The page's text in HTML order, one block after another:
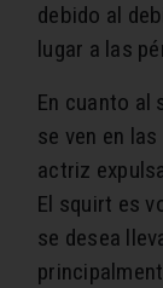
debido al
lugar a las
En cuanto al
se ven en
actriz
El squirt es
se desea